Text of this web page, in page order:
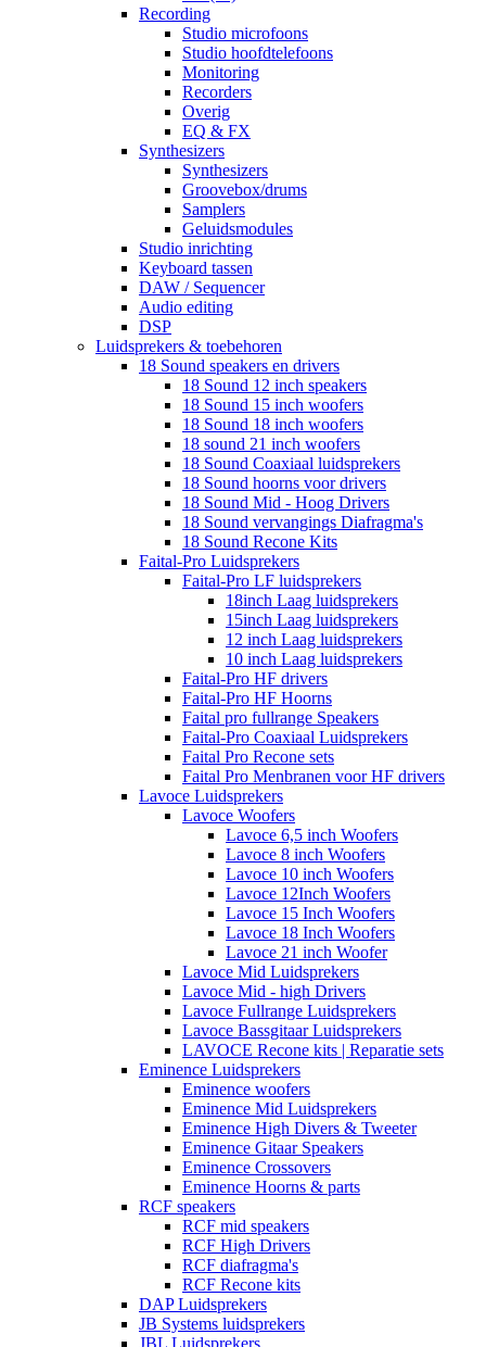
Recording
Studio microfoons
Studio hoofdtelefoons
Monitoring
Recorders
Overig
EQ & FX
Synthesizers
Synthesizers
Groovebox/drums
Samplers
Geluidsmodules
Studio inrichting
Keyboard tassen
DAW / Sequencer
Audio editing
DSP
Luidsprekers & toebehoren
18 Sound speakers en drivers
18 Sound 12 inch speakers
18 Sound 15 inch woofers
18 Sound 18 inch woofers
18 sound 21 inch woofers
18 Sound Coaxiaal luidsprekers
18 Sound hoorns voor drivers
18 Sound Mid - Hoog Drivers
18 Sound vervangings Diafragma's
18 Sound Recone Kits
Faital-Pro Luidsprekers
Faital-Pro LF luidsprekers
18inch Laag luidsprekers
15inch Laag luidsprekers
12 inch Laag luidsprekers
10 inch Laag luidsprekers
Faital-Pro HF drivers
Faital-Pro HF Hoorns
Faital pro fullrange Speakers
Faital-Pro Coaxiaal Luidsprekers
Faital Pro Recone sets
Faital Pro Menbranen voor HF drivers
Lavoce Luidsprekers
Lavoce Woofers
Lavoce 6,5 inch Woofers
Lavoce 8 inch Woofers
Lavoce 10 inch Woofers
Lavoce 12Inch Woofers
Lavoce 15 Inch Woofers
Lavoce 18 Inch Woofers
Lavoce 21 inch Woofer
Lavoce Mid Luidsprekers
Lavoce Mid - high Drivers
Lavoce Fullrange Luidsprekers
Lavoce Bassgitaar Luidsprekers
LAVOCE Recone kits | Reparatie sets
Eminence Luidsprekers
Eminence woofers
Eminence Mid Luidsprekers
Eminence High Divers & Tweeter
Eminence Gitaar Speakers
Eminence Crossovers
Eminence Hoorns & parts
RCF speakers
RCF mid speakers
RCF High Drivers
RCF diafragma's
RCF Recone kits
DAP Luidsprekers
JB Systems luidsprekers
JBL Luidsprekers